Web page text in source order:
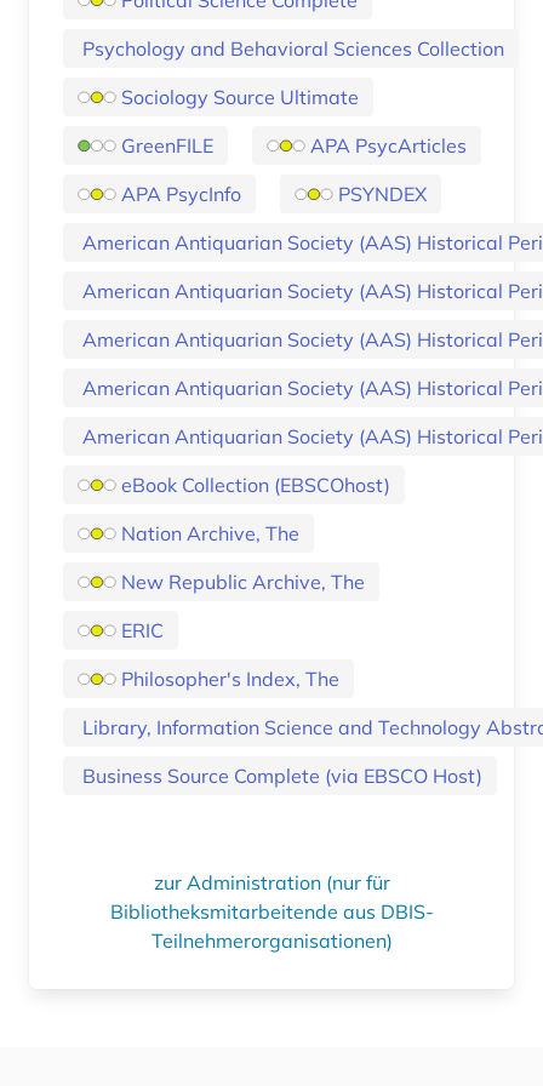
Psychology and Behavioral Sciences Collection
Sociology Source Ultimate
GreenFILE
APA PsycArticles
APA PsycInfo
PSYNDEX
American Antiquarian Society (AAS) Historical
American Antiquarian Society (AAS) Historical
American Antiquarian Society (AAS) Historical
American Antiquarian Society (AAS) Historical
American Antiquarian Society (AAS) Historical
eBook Collection (EBSCOhost)
Nation Archive, The
New Republic Archive, The
ERIC
Philosopher's Index, The
Library, Information Science and Technology
Business Source Complete (via EBSCO Host)
zur Administration (nur für
Bibliotheksmitarbeitende aus DBIS-
Teilnehmerorganisationen)